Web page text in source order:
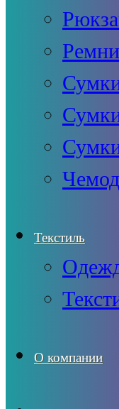
Ремни
Текстиль
О компании